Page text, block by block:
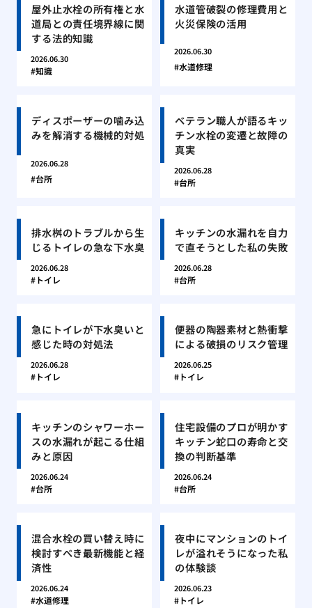
屋外止水栓の所有権と水
道局との責任境界線に関
する法的知識
2026.06.30
知識
水道管破裂の修理費用と
火災保険の活用
2026.06.30
水道修理
ディスポーザーの噛み込
みを解消する機械的対処
2026.06.28
台所
ベテラン職人が語るキッ
チン水栓の変遷と故障の
真実
2026.06.28
台所
排水桝のトラブルから生
じるトイレの急な下水臭
2026.06.28
トイレ
キッチンの水漏れを自力
で直そうとした私の失敗
2026.06.28
台所
急にトイレが下水臭いと
感じた時の対処法
2026.06.28
トイレ
便器の陶器素材と熱衝撃
による破損のリスク管理
2026.06.25
トイレ
キッチンのシャワーホー
スの水漏れが起こる仕組
みと原因
2026.06.24
台所
住宅設備のプロが明かす
キッチン蛇口の寿命と交
換の判断基準
2026.06.24
台所
混合水栓の買い替え時に
検討すべき最新機能と経
済性
2026.06.24
水道修理
夜中にマンションのトイ
レが溢れそうになった私
の体験談
2026.06.23
トイレ